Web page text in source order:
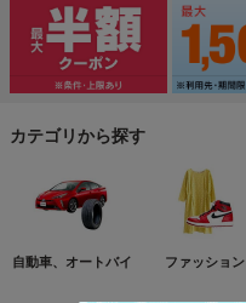
カテゴリから探す
自動車、オートバイ ファッション